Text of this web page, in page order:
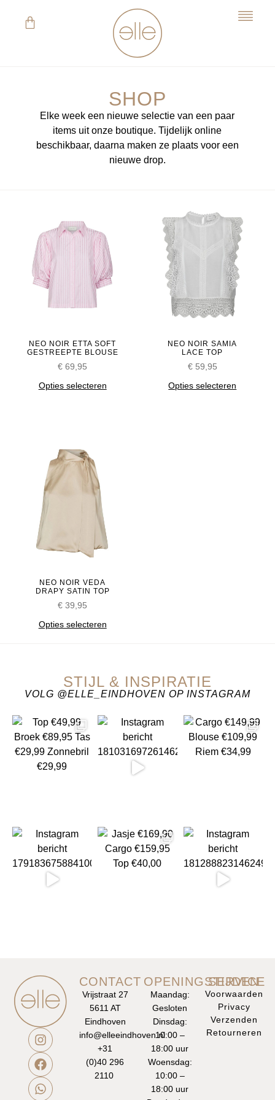
SHOP
Elke week een nieuwe selectie van een paar
items uit onze boutique. Tijdelijk online
beschikbaar, daarna maken ze plaats voor een
nieuwe drop.
NEO NOIR ETTA SOFT
GESTREEPTE BLOUSE
€ 69,95
Opties selecteren
NEO NOIR SAMIA
LACE TOP
€59,95
Opties selecteren
NEO NOIR VEDA
DRAPY SATIN TOP
€ 39,95
Opties selecteren
STIJL & INSPIRATIE
VOLG @ELLE_EINDHOVEN OP INSTAGRAM
CONTACT
Vrijstraat 27
5611 AT
Eindhoven
info@elleeindhoven.nl
+31
(0)40 296
2110
OPENINGSTIJDEN
Maandag:
Gesloten
Dinsdag:
10:00 –
18:00 uur
Woensdag:
10:00 –
18:00 uur
SERVICE
Voorwaarden
Privacy
Verzenden
Retourneren